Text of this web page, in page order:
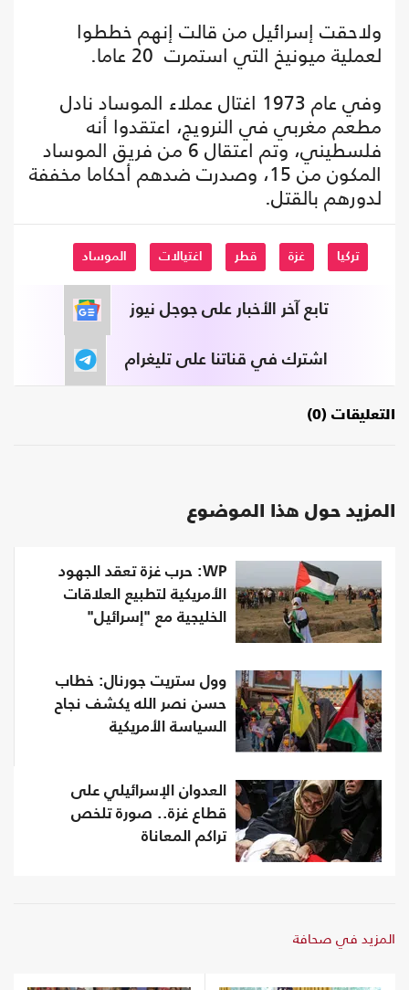
ولاحقت إسرائيل من قالت إنهم خططوا
لعملية ميونيخ التي استمرت 20 عاما.
وفي عام 1973 اغتال عملاء الموساد نادل
مطعم مغربي في النرويج، اعتقدوا أنه
فلسطيني، وتم اعتقال 6 من فريق الموساد
المكون من 15، وصدرت ضدهم أحكاما مخففة
لدورهم بالقتل.
تركيا غزة قطر اغتيالات الموساد
تابع آخر الأخبار على جوجل نيوز
اشترك في قناتنا على تليغرام
التعليقات (0)
المزيد حول هذا الموضوع
WP: حرب غزة تعقد الجهود
الأمريكية لتطبيع العلاقات
الخليجية مع "إسرائيل"
وول ستريت جورنال: خطاب
حسن نصر الله يكشف نجاح
السياسة الأمريكية
العدوان الإسرائيلي على
قطاع غزة.. صورة تلخص
تراكم المعاناة
المزيد في صحافة